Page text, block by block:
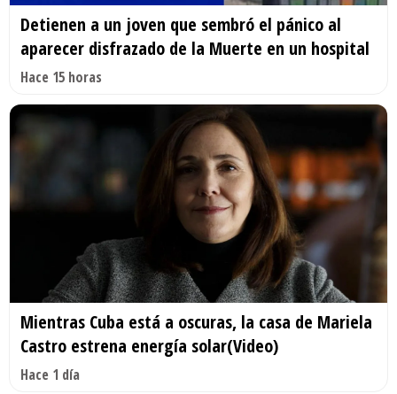
Detienen a un joven que sembró el pánico al
aparecer disfrazado de la Muerte en un hospital
Hace 15 horas
Mientras Cuba está a oscuras, la casa de Mariela
Castro estrena energía solar(Video)
Hace 1 día